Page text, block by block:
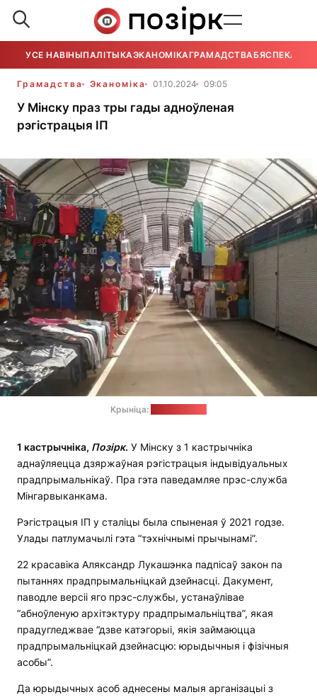
УСЕ НАВІНЫПАЛІТЫКАЭКАНОМІКАГРАМАДСТВАБЯСПЕКА
Грамадства Эканоміка 01.10.2024 09:05
У Мінску праз тры гады адноўленая
рэгістрацыя ІП
Крыніца:
1 кастрычніка, Позірк. У Мінску з 1 кастрычніка
аднаўляецца дзяржаўная рэгістрацыя індывідуальных
прадпрымальнікаў. Пра гэта паведамляе прэс-служба
Мінгарвыканкама.
Рэгістрацыя ІП у сталіцы была спыненая ў 2021 годзе.
Улады патлумачылі гэта “тэхнічнымі прычынамі”.
22 красавіка Аляксандр Лукашэнка падпісаў закон па
пытаннях прадпрымальніцкай дзейнасці. Дакумент,
паводле версіі яго прэс-службы, устанаўлівае
“абноўленую архітэктуру прадпрымальніцтва”, якая
прадугледжвае “дзве катэгорыі, якія займаюцца
прадпрымальніцкай дзейнасцю: юрыдычныя і фізічныя
асобы”.
Да юрыдычных асоб аднесены малыя арганізацыі з